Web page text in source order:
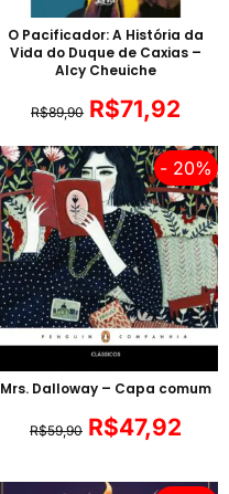
O Pacificador: A História da
Vida do Duque de Caxias –
Alcy Cheuiche
R$89,90 R$71,92
- 20%
Mrs. Dalloway – Capa comum
R$59,90 R$47,92